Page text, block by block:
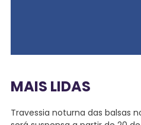
MAIS LIDAS
Travessia noturna das balsas